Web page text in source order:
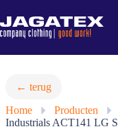
naar
de
inhoud
← terug
Home
» Producten »
Industrials ACT141 LG